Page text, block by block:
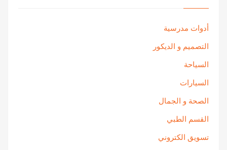
أدوات مدرسية
التصميم و الديكور
السياحة
السيارات
الصحة و الجمال
القسم الطبي
تسويق الكتروني